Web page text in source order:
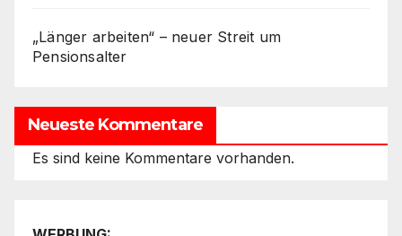
„Länger arbeiten“ – neuer Streit um
Pensionsalter
Neueste Kommentare
Es sind keine Kommentare vorhanden.